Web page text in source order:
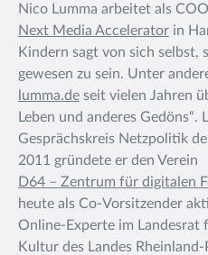
Nico Lumma arbeitet als
Next Media Accelerator in
Kindern sagt von sich
gewesen zu sein. Unter
lumma.de seit vielen Jahren
Leben und anderes
Gesprächskreis Netzpolitik
2011 gründete er den Verein
D64 – Zentrum für digitalen
heute als Co-Vorsitzender
Online-Experte im
Kultur des Landes